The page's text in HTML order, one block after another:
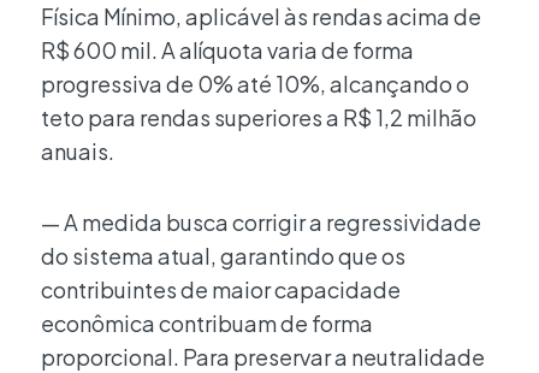
Física Mínimo, aplicável às rendas acima de
R$ 600 mil. A alíquota varia de forma
progressiva de 0% até 10%, alcançando o
teto para rendas superiores a R$ 1,2 milhão
anuais.
— A medida busca corrigir a regressividade
do sistema atual, garantindo que os
contribuintes de maior capacidade
econômica contribuam de forma
proporcional. Para preservar a neutralidade